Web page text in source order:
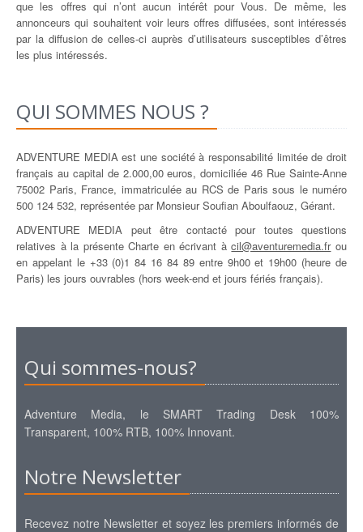
que les offres qui n’ont aucun intérêt pour Vous. De même, les
annonceurs qui souhaitent voir leurs offres diffusées, sont intéressés
par la diffusion de celles-ci auprès d’utilisateurs susceptibles d’êtres
les plus intéressés.
QUI SOMMES NOUS ?
ADVENTURE MEDIA est une société à responsabilité limitée de droit
français au capital de 2.000,00 euros, domiciliée 46 Rue Sainte-Anne
75002 Paris, France, immatriculée au RCS de Paris sous le numéro
500 124 532, représentée par Monsieur Soufian Aboulfaouz, Gérant.
ADVENTURE MEDIA peut être contacté pour toutes questions
relatives à la présente Charte en écrivant àcil@aventuremedia.frou
en appelant le +33 (0)1 84 16 84 89 entre 9h00 et 19h00 (heure de
Paris) les jours ouvrables (hors week-end et jours fériés français).
Qui sommes-nous?
Adventure Media, le SMART Trading Desk 100%
Transparent, 100% RTB, 100% Innovant.
Notre Newsletter
Recevez notre Newsletter et soyez les premiers informés de